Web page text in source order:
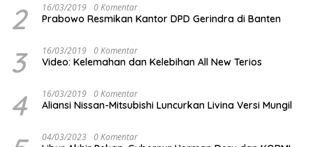
2 16/03/2019 0 Komentar
Prabowo Resmikan Kantor DPD Gerindra di Banten
3 16/03/2019 0 Komentar
Video: Kelemahan dan Kelebihan All New Terios
4 16/03/2019 0 Komentar
Aliansi Nissan-Mitsubishi Luncurkan Livina Versi Mungil
04/03/2023 0 Komentar